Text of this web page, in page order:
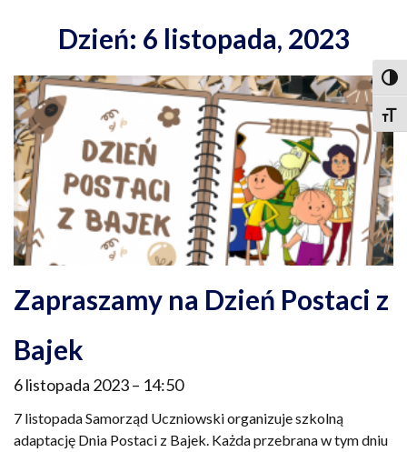
Dzień: 6 listopada, 2023
Zapraszamy na Dzień Postaci z
Bajek
6 listopada 2023 14:50
7 listopada Samorząd Uczniowski organizuje szkolną
adaptację Dnia Postaci z Bajek. Każda przebrana w tym dniu